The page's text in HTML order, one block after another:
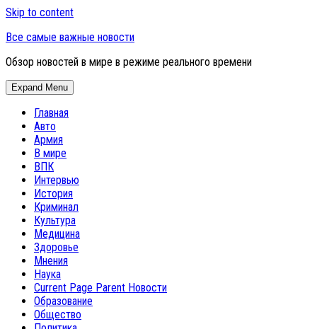
Skip to content
Все самые важные новости
Обзор новостей в мире в режиме реального времени
Expand Menu
Главная
Авто
Армия
В мире
ВПК
Интервью
История
Криминал
Культура
Медицина
Здоровье
Мнения
Наука
Current Page Parent Новости
Образование
Общество